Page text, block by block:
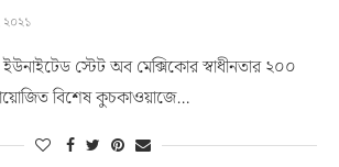
২০২১
স্টেট অব মেক্সিকোর স্বাধীনতার ২০০
বিশেষ কুচকাওয়াজে…